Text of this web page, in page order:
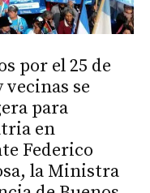
por el 25 de
vecinas se
para
en
Federico
la Ministra